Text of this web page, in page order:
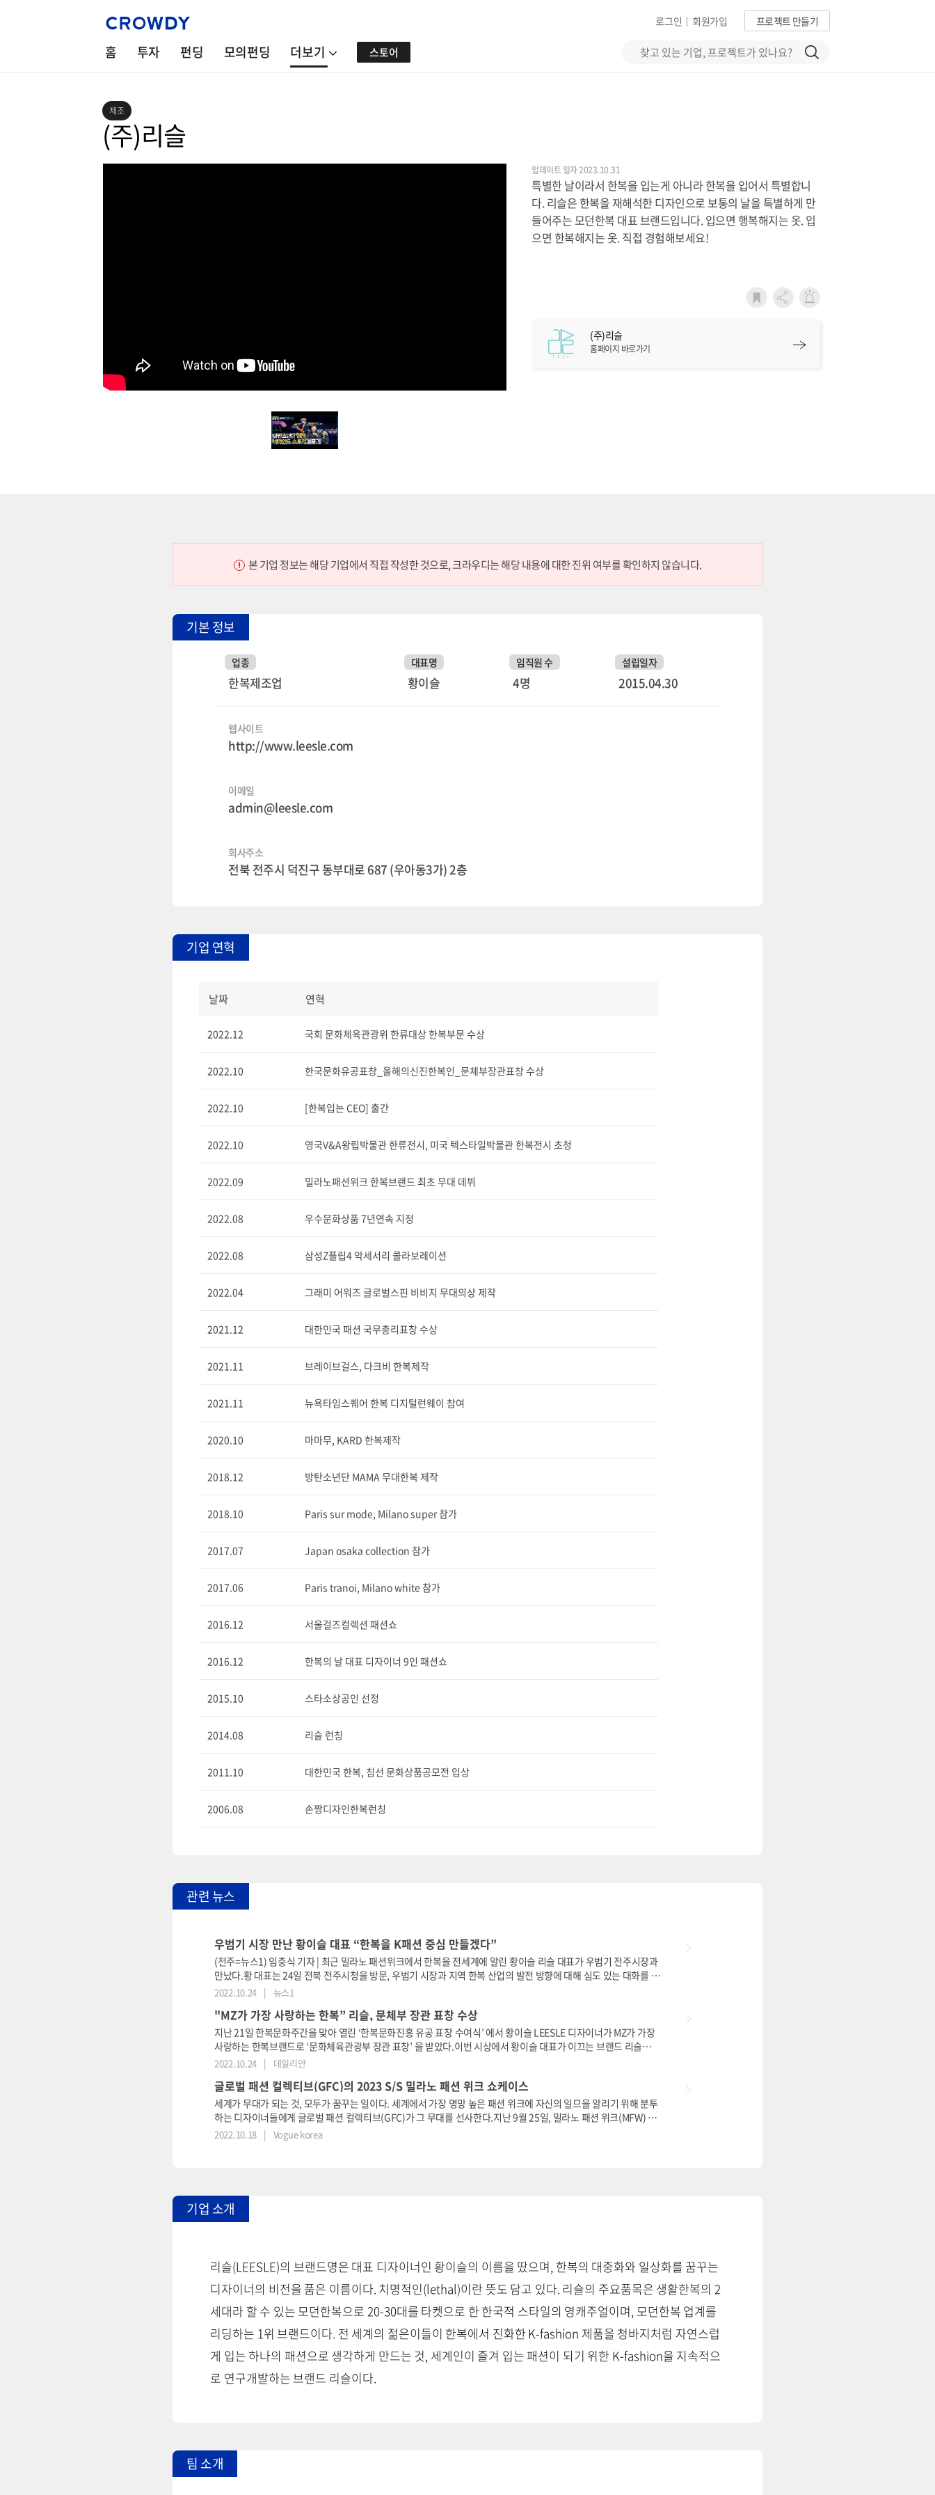
프로젝트 만들기
회원가입
|
로그인
홈 투자 펀딩 모의펀딩 더보기 스토어
제조
(주)리슬
업데이트 일자 2023.10.31
특별한 날이라서 한복을 입는게 아니라 한복을 입어서 특별합니
다. 리슬은 한복을 재해석한 디자인으로 보통의 날을 특별하게 만
들어주는 모던한복 대표 브랜드입니다. 입으면 행복해지는 옷. 입
으면 한복해지는 옷. 직접 경험해보세요!
(주)리슬
홈페이지 바로가기
본 기업 정보는 해당 기업에서 직접 작성한 것으로,크라우디는 해당 내용에 대한 진위 여부를 확인하지 않습니다.
기본 정보
업종
한복제조업
대표명
황이슬
임직원 수
4명
설립일자
2015.04.30
웹사이트
http://www.leesle.com
이메일
admin@leesle.com
회사주소
전북 전주시 덕진구 동부대로 687 (우아동3가) 2층
기업 연혁
날짜 연혁
2022.12 국회 문화체육관광위 한류대상 한복부문 수상
2022.10 한국문화유공표창_올해의신진한복인_문체부장관표창 수상
2022.10 [한복입는 CEO] 출간
2022.10 영국V&A왕립박물관 한류전시, 미국 텍스타일박물관 한복전시 초청
2022.09 밀라노패션위크 한복브랜드 최초 무대 데뷔
2022.08 우수문화상품 7년연속 지정
2022.08 삼성Z플립4 악세서리 콜라보레이션
2022.04 그래미 어워즈 글로벌스핀 비비지 무대의상 제작
2021.12 대한민국 패션 국무총리표창 수상
2021.11 브레이브걸스, 다크비 한복제작
2021.11 뉴욕타임스퀘어 한복 디지털런웨이 참여
2020.10 마마무, KARD 한복제작
2018.12 방탄소년단 MAMA 무대한복 제작
2018.10 Paris sur mode, Milano super 참가
2017.07 Japan osaka collection 참가
2017.06 Paris tranoi, Milano white 참가
2016.12 서울걸즈컬렉션 패션쇼
2016.12 한복의 날 대표 디자이너 9인 패션쇼
2015.10 스타소상공인 선정
2014.08 리슬 런칭
2011.10 대한민국 한복, 침선 문화상품공모전 입상
2006.08 손짱디자인한복런칭
관련 뉴스
우범기 시장 만난 황이슬 대표 “한복을 K패션 중심 만들겠다”
(전주=뉴스1) 임충식 기자 | 최근 밀라노 패션위크에서 한복을 전세계에 알린 황이슬 리슬 대표가 우범기 전주시장과
만났다.황 대표는 24일 전북 전주시청을 방문, 우범기 시장과 지역 한복 산업의 발전 방향에 대해 심도 있는 대화를 나
눴다.전주 출신인 황이슬 대표는 지난 2014년 생활한복 ‘리슬’ 브랜드를 론칭한 ...
2022.10.24 | 뉴스1
"MZ가 가장 사랑하는 한복” 리슬, 문체부 장관 표창 수상
지난 21일 한복문화주간을 맞아 열린 ‘한복문화진흥 유공 표창 수여식’ 에서 황이슬 LEESLE 디자이너가 MZ가 가장
사랑하는 한복브랜드로 ‘문화체육관광부 장관 표창’ 을 받았다.이번 시상에서 황이슬 대표가 이끄는 브랜드 리슬
(LEESLE)은 소위 ‘어른들의 옷’으로 여겨지던 엄격, 근엄, 진지한 한복패션을 캐주얼하고 감각적인 디자인으로 변신
2022.10.24 | 데일리안
글로벌 패션 컬렉티브(GFC)의 2023 S/S 밀라노 패션 위크 쇼케이스
세계가 무대가 되는 것, 모두가 꿈꾸는 일이다. 세계에서 가장 명망 높은 패션 위크에 자신의 일므을 알리기 위해 분투
하는 디자이너들에게 글로벌 패션 컬렉티브(GFC)가 그 무대를 선사한다.지난 9월 25일, 밀라노 패션 위크(MFW) 기
간 동안 글로벌 패션 컬렉티브의 첫 런웨이 쇼케이스
2022.10.18 | Vogue korea
기업 소개
리슬(LEESLE)의 브랜드명은 대표 디자이너인 황이슬의 이름을 땄으며, 한복의 대중화와 일상화를 꿈꾸는
디자이너의 비전을 품은 이름이다. 치명적인(lethal)이란 뜻도 담고 있다. 리슬의 주요품목은 생활한복의 2
세대라 할 수 있는 모던한복으로 20-30대를 타켓으로 한 한국적 스타일의 영캐주얼이며, 모던한복 업계를
리딩하는 1위 브랜드이다. 전 세계의 젊은이들이 한복에서 진화한 K-fashion 제품을 청바지처럼 자연스럽
게 입는 하나의 패션으로 생각하게 만드는 것, 세계인이 즐겨 입는 패션이 되기 위한 K-fashion을 지속적으
로 연구개발하는 브랜드 리슬이다.
팀 소개